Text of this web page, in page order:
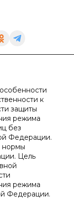
к
защиты
режима
без
Федерации.
нормы
Цель
режима
Федерации.